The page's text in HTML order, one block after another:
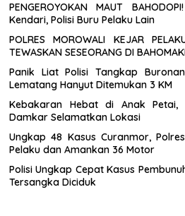
PENGEROYOKAN MAUT
Kendari, Polisi Buru Pelaku Lain
POLRES MOROWALI KEJAR
TEWASKAN SESEORANG DI
Panik Liat Polisi Tangkap
Lematang Hanyut Ditemukan 3 KM
Kebakaran Hebat di Anak Petai,
Damkar Selamatkan Lokasi
Ungkap 48 Kasus Curanmor,
Pelaku dan Amankan 36 Motor
Polisi Ungkap Cepat Kasus
Tersangka Diciduk